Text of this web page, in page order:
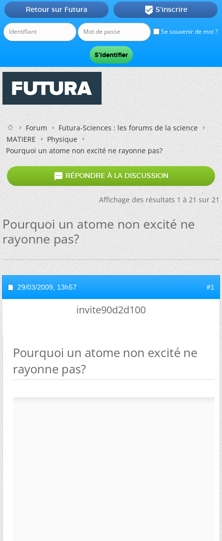
Se souvenir de moi ?
Retour sur Futura  S'inscrire
Forum
Futura-Sciences : les forums de la science
MATIERE
Physique
Pourquoi un atome non excité ne rayonne pas?
 RÉPONDRE À LA DISCUSSION
Affichage des résultats 1 à 21 sur 21
Pourquoi un atome non excité ne
rayonne pas?
29/03/2009, 13h57 #1
invite90d2d100
Pourquoi un atome non excité ne
rayonne pas?